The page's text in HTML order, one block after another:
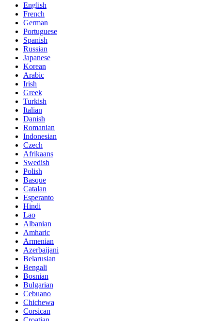
English
French
German
Portuguese
Spanish
Russian
Japanese
Korean
Arabic
Irish
Greek
Turkish
Italian
Danish
Romanian
Indonesian
Czech
Afrikaans
Swedish
Polish
Basque
Catalan
Esperanto
Hindi
Lao
Albanian
Amharic
Armenian
Azerbaijani
Belarusian
Bengali
Bosnian
Bulgarian
Cebuano
Chichewa
Corsican